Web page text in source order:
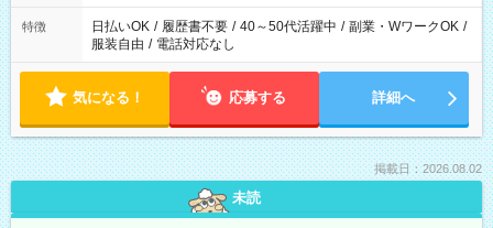
特徴 日払いOK / 履歴書不要 / 40～50代活躍中 / 副業・WワークOK /
服装自由 / 電話対応なし
気になる！ 応募する 詳細へ
掲載日：2026.08.02
未読